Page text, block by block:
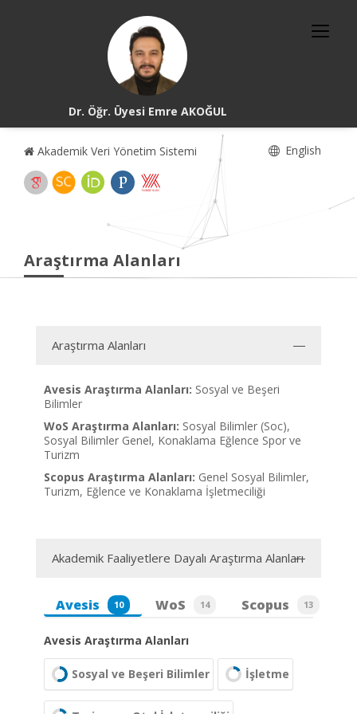
Dr. Öğr. Üyesi Emre AKOĞUL
Akademik Veri Yönetim Sistemi English
Araştırma Alanları
Araştırma Alanları
Avesis Araştırma Alanları: Sosyal ve Beşeri
Bilimler
WoS Araştırma Alanları: Sosyal Bilimler (Soc),
Sosyal Bilimler Genel, Konaklama Eğlence Spor ve
Turizm
Scopus Araştırma Alanları: Genel Sosyal Bilimler,
Turizm, Eğlence ve Konaklama İşletmeciliği
Akademik Faaliyetlere Dayalı Araştırma Alanları
Avesis 10 WoS 14 Scopus 13
Avesis Araştırma Alanları
Sosyal ve Beşeri Bilimler İşletme